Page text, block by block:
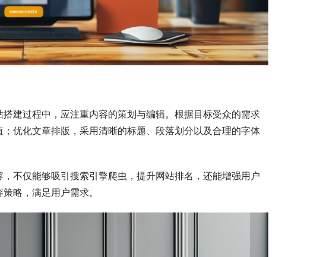
建过程中，应注重内容的策划与编辑。根据目标受众的需求
优化文章排版，采用清晰的标题、段落划分以及合理的字体
不仅能够吸引搜索引擎爬虫，提升网站排名，还能增强用户
略，满足用户需求。